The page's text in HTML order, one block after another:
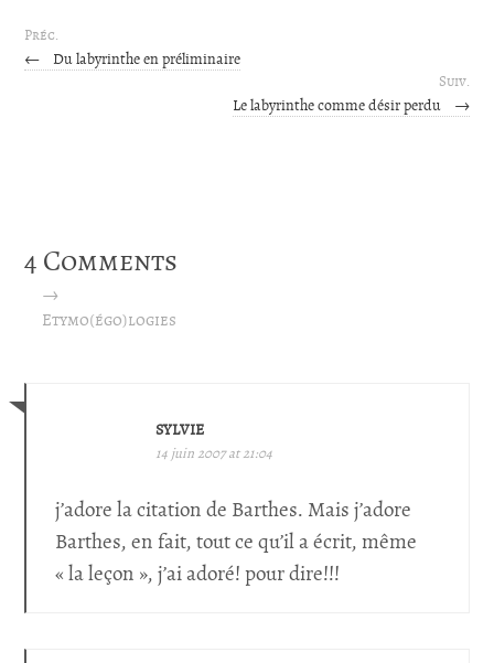
Préc.
← Du labyrinthe en préliminaire
Suiv.
Le labyrinthe comme désir perdu →
4 Comments
→
Etymo(égo)logies
SYLVIE
14 juin 2007 at 21:04
j’adore la citation de Barthes. Mais j’adore
Barthes, en fait, tout ce qu’il a écrit, même
« la leçon », j’ai adoré! pour dire!!!